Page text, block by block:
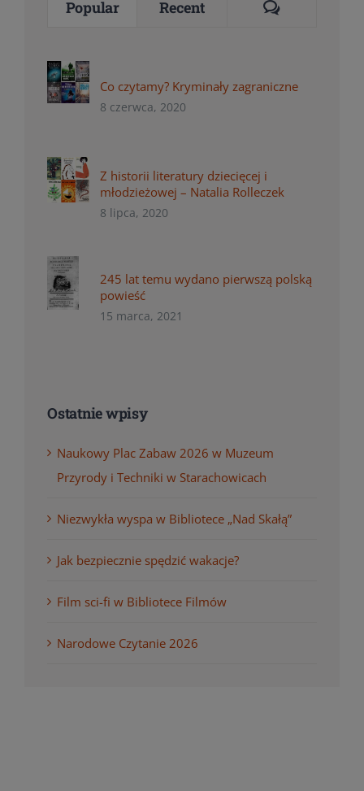
Popular Recent Comments
Co czytamy? Kryminały zagraniczne
8 czerwca, 2020
Z historii literatury dziecięcej i
młodzieżowej – Natalia Rolleczek
8 lipca, 2020
245 lat temu wydano pierwszą polską
powieść
15 marca, 2021
Ostatnie wpisy
Naukowy Plac Zabaw 2026 w Muzeum
Przyrody i Techniki w Starachowicach
Niezwykła wyspa w Bibliotece „Nad Skałą”
Jak bezpiecznie spędzić wakacje?
Film sci-fi w Bibliotece Filmów
Narodowe Czytanie 2026